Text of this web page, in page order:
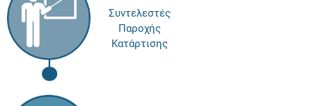
Συντελεστές
Παροχής
Κατάρτισης